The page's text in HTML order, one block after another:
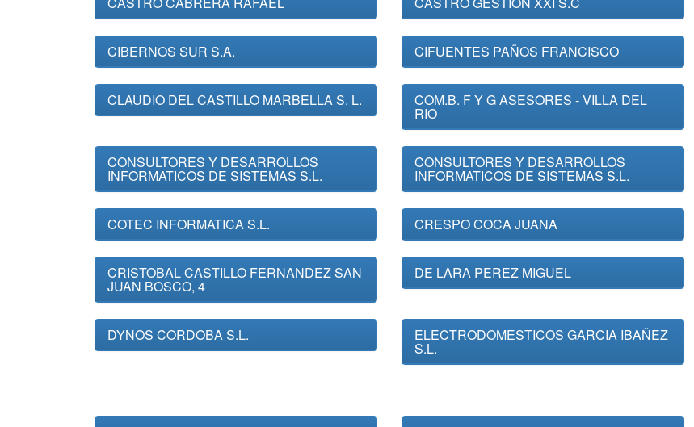
CIBERNOS SUR S.A. CIFUENTES PAÑOS FRANCISCO
CLAUDIO DEL CASTILLO MARBELLA S. L. COM.B. F Y G ASESORES - VILLA DEL
RIO
CONSULTORES Y DESARROLLOS
INFORMATICOS DE SISTEMAS S.L.
CONSULTORES Y DESARROLLOS
INFORMATICOS DE SISTEMAS S.L.
COTEC INFORMATICA S.L. CRESPO COCA JUANA
CRISTOBAL CASTILLO FERNANDEZ SAN
JUAN BOSCO, 4
DE LARA PEREZ MIGUEL
DYNOS CORDOBA S.L. ELECTRODOMESTICOS GARCIA IBAÑEZ
S.L.